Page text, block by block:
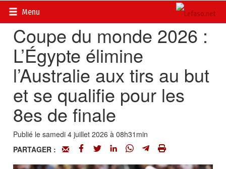
Menu
Accueil>
Coupe du monde 2026 :
L’Égypte élimine
l’Australie aux tirs au but
et se qualifie pour les
8es de finale
Publié le samedi 4 juillet 2026 à 08h31min
PARTAGER :